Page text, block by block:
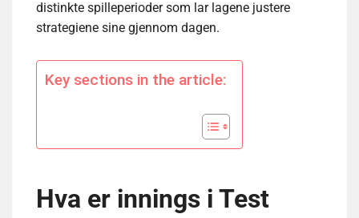
distinkte spilleperioder som lar lagene justere
strategiene sine gjennom dagen.
Key sections in the article:
Hva er innings i Test